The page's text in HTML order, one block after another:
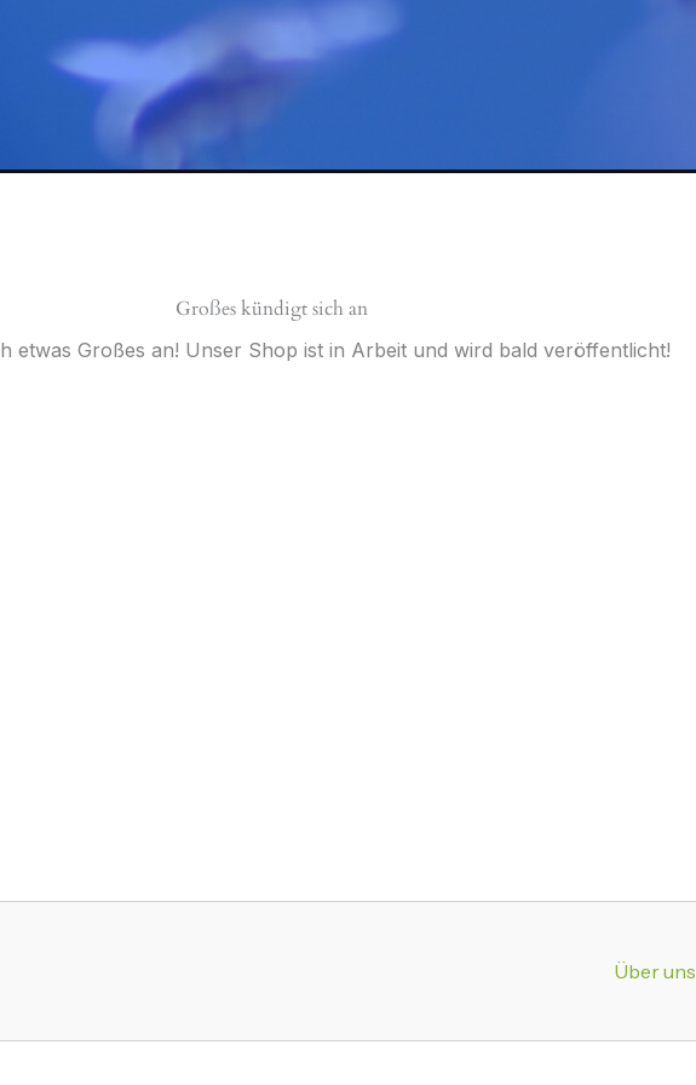
Großes kündigt sich an
etwas Großes an! Unser Shop ist in Arbeit und wird bald veröffentlicht!
Über uns